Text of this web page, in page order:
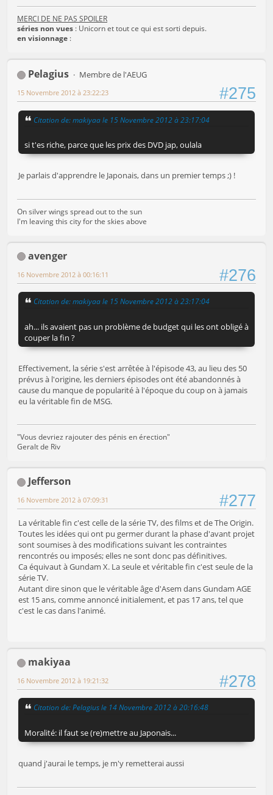
MERCI DE NE PAS SPOILER
séries non vues : Unicorn et tout ce qui est sorti depuis.
en visionnage :
Pelagius Membre de l'AEUG
#275
15 Novembre 2012 à 23:22:23
Citation de: makiyaa le 15 Novembre 2012 à 23:17:04
si t'es riche, parce que les prix des DVD jap, oulala
Je parlais d'apprendre le Japonais, dans un premier temps ;) !
On silver wings spread out to the sun
I'm leaving this city for the skies above
avenger
#276
16 Novembre 2012 à 00:16:11
Citation de: makiyaa le 15 Novembre 2012 à 23:17:04
ah... ils avaient pas un problème de budget qui les ont obligé à
couper la fin ?
Effectivement, la série s'est arrêtée à l'épisode 43, au lieu des 50
prévus à l'origine, les derniers épisodes ont été abandonnés à
cause du manque de popularité à l'époque du coup on à jamais
eu la véritable fin de MSG.
"Vous devriez rajouter des pénis en érection"
Geralt de Riv
Jefferson
#277
16 Novembre 2012 à 07:09:31
La véritable fin c'est celle de la série TV, des films et de The Origin.
Toutes les idées qui ont pu germer durant la phase d'avant projet
sont soumises à des modifications suivant les contraintes
rencontrés ou imposés; elles ne sont donc pas définitives.
Ca équivaut à Gundam X. La seule et véritable fin c'est seule de la
série TV.
Autant dire sinon que le véritable âge d'Asem dans Gundam AGE
est 15 ans, comme annoncé initialement, et pas 17 ans, tel que
c'est le cas dans l'animé.
makiyaa
#278
16 Novembre 2012 à 19:21:32
Citation de: Pelagius le 14 Novembre 2012 à 20:16:48
Moralité: il faut se (re)mettre au Japonais...
quand j'aurai le temps, je m'y remetterai aussi